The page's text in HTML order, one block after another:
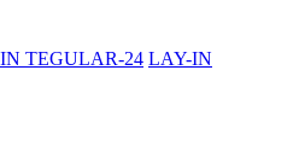
TEGULAR-24 LAY-IN